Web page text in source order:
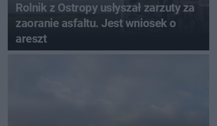
Rolnik z Ostropy usłyszał zarzuty za
zaoranie asfaltu. Jest wniosek o
areszt